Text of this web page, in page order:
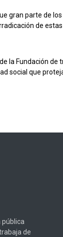
gran parte de
de
la Fundación de
social que
pública
de